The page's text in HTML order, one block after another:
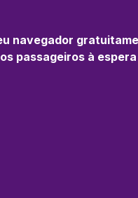
navegador
passageiros à